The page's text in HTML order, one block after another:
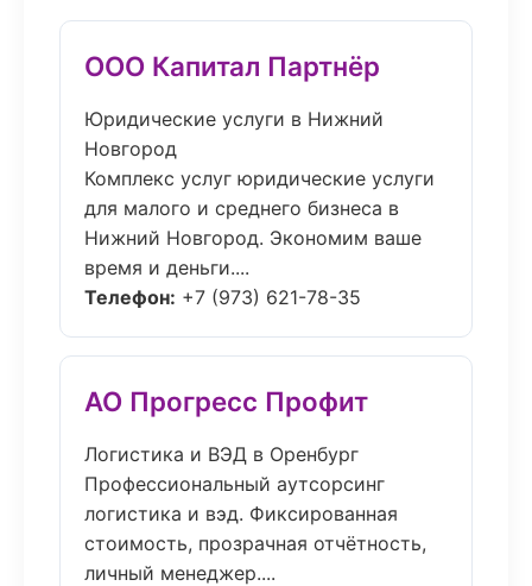
ООО Капитал Партнёр
Юридические услуги в Нижний
Новгород
Комплекс услуг юридические услуги
для малого и среднего бизнеса в
Нижний Новгород. Экономим ваше
время и деньги....
Телефон: +7 (973) 621-78-35
АО Прогресс Профит
Логистика и ВЭД в Оренбург
Профессиональный аутсорсинг
логистика и вэд. Фиксированная
стоимость, прозрачная отчётность,
личный менеджер....